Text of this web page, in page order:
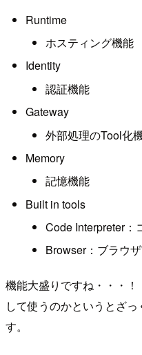
Runtime
ホスティング機能
Identity
認証機能
Gateway
外部処理のTool化
Memory
記憶機能
Built in tools
Code Interpreter：
Browser：ブラウ
機能大盛りですね・・・
して使うのかというとざ
す。